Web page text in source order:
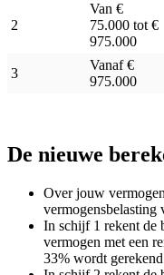
2
Van €
75.000 tot €
975.000
3
Vanaf €
975.000
De nieuwe
Over jouw
vermogensbelasting
In schijf 1 rekent de
vermogen met een
33% wordt